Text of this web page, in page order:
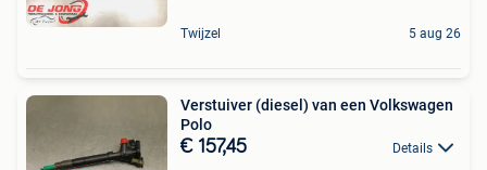
Twijzel 5 aug 26
Verstuiver (diesel) van een Volkswagen
Polo
€ 157,45 Details